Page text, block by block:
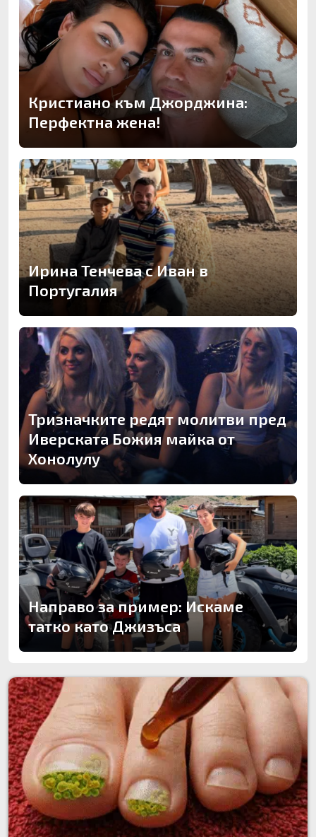
Кристиано към Джорджина:
Перфектна жена!
Ирина Тенчева с Иван в
Португалия
Тризначките редят молитви пред
Иверската Божия майка от
Хонолулу
Направо за пример: Искаме
татко като Джизъса